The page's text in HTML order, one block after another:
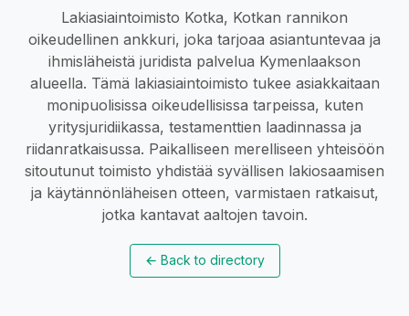
Lakiasiaintoimisto Kotka, Kotkan rannikon
oikeudellinen ankkuri, joka tarjoaa asiantuntevaa ja
ihmisläheistä juridista palvelua Kymenlaakson
alueella. Tämä lakiasiaintoimisto tukee asiakkaitaan
monipuolisissa oikeudellisissa tarpeissa, kuten
yritysjuridiikassa, testamenttien laadinnassa ja
riidanratkaisussa. Paikalliseen merelliseen yhteisöön
sitoutunut toimisto yhdistää syvällisen lakiosaamisen
ja käytännönläheisen otteen, varmistaen ratkaisut,
jotka kantavat aaltojen tavoin.
← Back to directory